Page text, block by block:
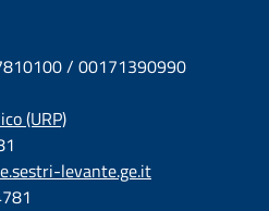
/ 00171390990
(URP)
levante.ge.it